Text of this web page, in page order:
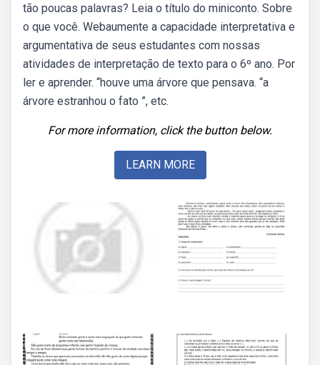
tão poucas palavras? Leia o título do miniconto. Sobre
o que você. Webaumente a capacidade interpretativa e
argumentativa de seus estudantes com nossas
atividades de interpretação de texto para o 6º ano. Por
ler e aprender. “houve uma árvore que pensava. “a
árvore estranhou o fato ”, etc.
For more information, click the button below.
LEARN MORE